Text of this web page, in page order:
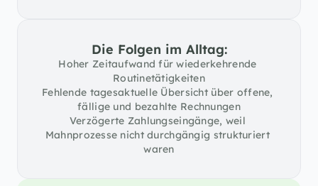
Die Folgen im Alltag:
Hoher Zeitaufwand für wiederkehrende
Routinetätigkeiten
Fehlende tagesaktuelle Übersicht über offene,
fällige und bezahlte Rechnungen
Verzögerte Zahlungseingänge, weil
Mahnprozesse nicht durchgängig strukturiert
waren